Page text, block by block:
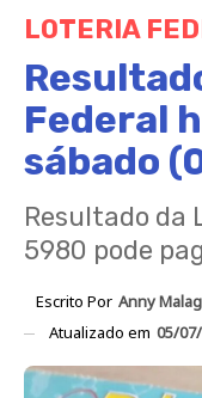
LOTERIA
Federal
sábado
Resultado da
5980 pode
Escrito Por Anny
Atualizado em 05/